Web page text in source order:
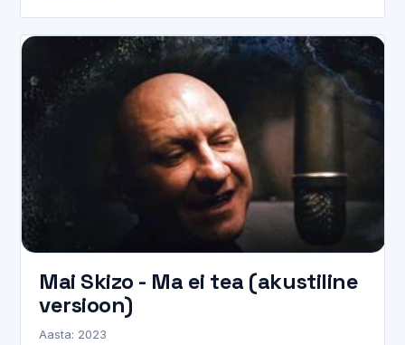
Mai Skizo - Ma ei tea (akustiline
versioon)
Aasta: 2023